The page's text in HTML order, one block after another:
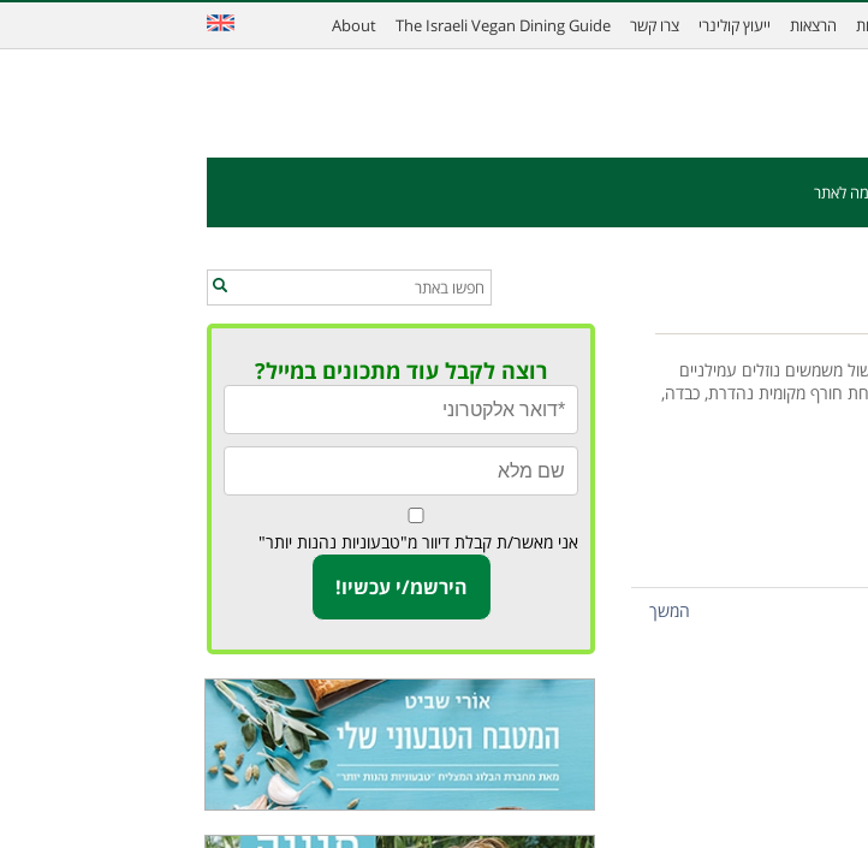
הרצאות ייעוץ קולינרי צרו קשר The Israeli Vegan Dining Guide
About
לאתר
משמשים נוזלים עמילניים
חורף מקומית נהדרת, כבדה,
המשך
רוצה לקבל עוד מתכונים במייל?
אני מאשר/ת קבלת דיוור מ"טבעוניות נהנות יותר"